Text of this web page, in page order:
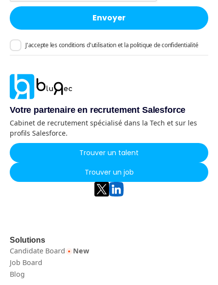
J'accepte les conditions d'utilisation et la politique de confidentialité
Votre partenaire en recrutement Salesforce
Cabinet de recrutement spécialisé dans la Tech et sur les
profils Salesforce.
Trouver un talent
Trouver un job
Solutions
Candidate Board
New
Job Board
Blog